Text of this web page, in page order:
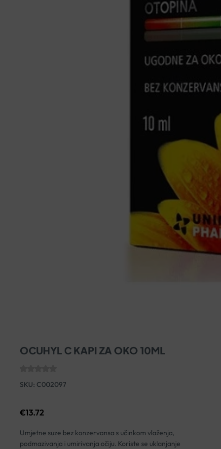
OCUHYL C KAPI ZA OKO 10ML
SKU: C002097
€13.72
Umjetne suze bez konzervansa s učinkom vlaženja,
podmazivanja i umirivanja očiju. Koriste se uklanjanje